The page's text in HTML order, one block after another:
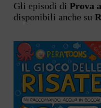
Gli episodi di Prova
disponibili anche su